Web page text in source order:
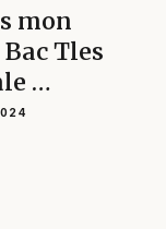
mon
Tles
…